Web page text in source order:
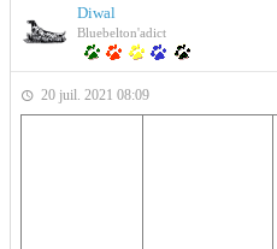
Diwal
Bluebelton'adict
20 juil. 2021 08:09